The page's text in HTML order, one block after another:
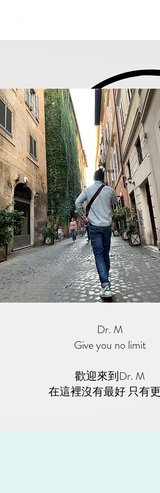
Dr. M
Give you no limit
歡迎來到Dr. M
在這裡沒有最好 只有更